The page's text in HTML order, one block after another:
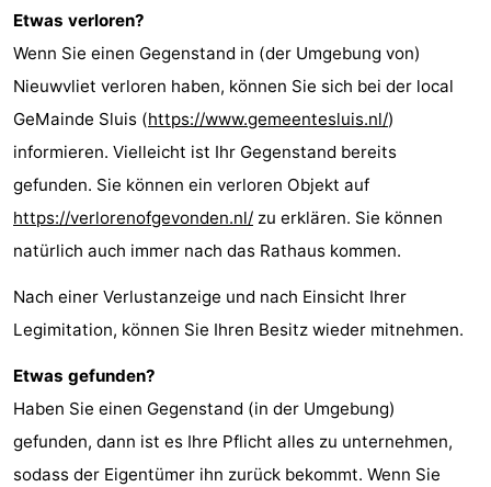
Denkmäler
-
Mühlen
-
Aussichtspunkte
Attraktionen
-
Rundfahrten
-
Spielplätze
-
Indoor-
Minigolfplätze
Wellness-
Etwas verloren?
Wenn Sie einen Gegenstand in (der Umgebung von)
Nieuwvliet verloren haben, können Sie sich bei der local
GeMainde Sluis (https://www.gemeentesluis.nl/)
informieren. Vielleicht ist Ihr Gegenstand bereits
gefunden. Sie können ein verloren Objekt auf
https://verlorenofgevonden.nl/ zu erklären. Sie können
natürlich auch immer nach das Rathaus kommen.
Nach einer Verlustanzeige und nach Einsicht Ihrer
Legimitation, können Sie Ihren Besitz wieder mitnehmen.
Etwas gefunden?
Haben Sie einen Gegenstand (in der Umgebung)
gefunden, dann ist es Ihre Pflicht alles zu unternehmen,
sodass der Eigentümer ihn zurück bekommt. Wenn Sie